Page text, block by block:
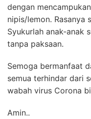
dengan
nipis/lemon. Rasanya
Syukurlah anak-anak
tanpa paksaan.
Semoga bermanfaat
semua terhindar dari
wabah virus Corona
Amin..